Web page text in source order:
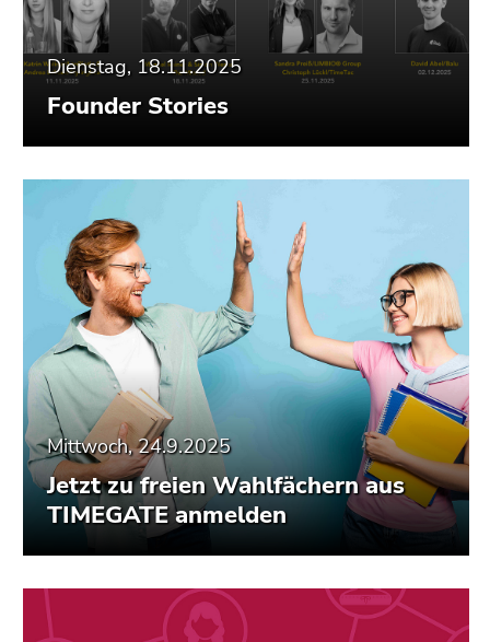
Dienstag, 18.11.2025
Founder Stories
Mittwoch, 24.9.2025
Jetzt zu freien Wahlfächern aus
TIMEGATE anmelden